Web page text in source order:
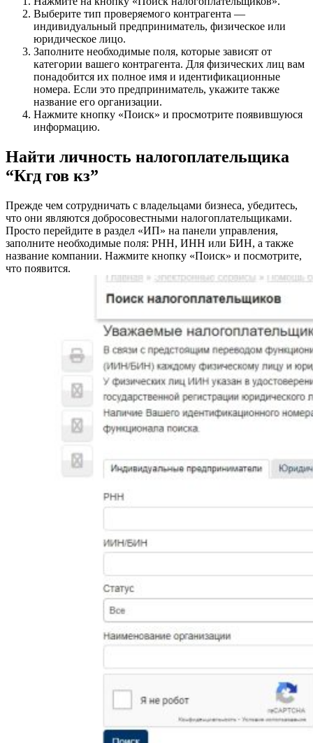
Выберите тип проверяемого контрагента —
индивидуальный предприниматель, физическое или
юридическое лицо.
Заполните необходимые поля, которые зависят от
категории вашего контрагента. Для физических лиц вам
понадобится их полное имя и идентификационные
номера. Если это предприниматель, укажите также
название его организации.
Нажмите кнопку «Поиск» и просмотрите появившуюся
информацию.
Найти личность налогоплательщика
“Кгд гов кз”
Прежде чем сотрудничать с владельцами бизнеса, убедитесь,
что они являются добросовестными налогоплательщиками.
Просто перейдите в раздел «ИП» на панели управления,
заполните необходимые поля: РНН, ИНН или БИН, а также
название компании. Нажмите кнопку «Поиск» и посмотрите,
что появится.